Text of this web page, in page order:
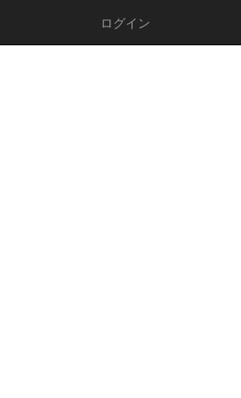
ログイン